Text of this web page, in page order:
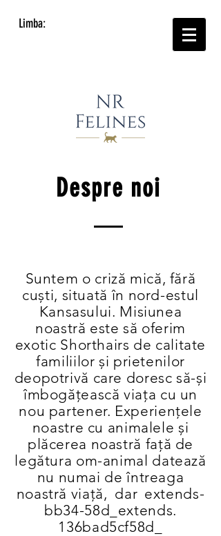
Limba:
Despre noi
Suntem o criză mică, fără
cuști, situată în nord-estul
Kansasului. Misiunea
noastră este să oferim
exotic Shorthairs de calitate
familiilor și prietenilor
deopotrivă care doresc să-și
îmbogățească viața cu un
nou partener. Experiențele
noastre cu animalele și
plăcerea noastră față de
legătura om-animal datează
nu numai de întreaga
noastră viață, dar extends-
bb34-58d_extends.
136bad5cf58d_